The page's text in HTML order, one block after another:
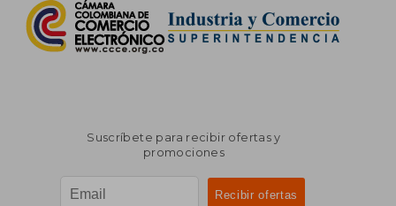
Suscríbete para recibir ofertas y
promociones